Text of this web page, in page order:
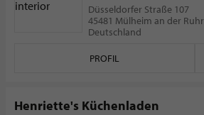
Düsseldorfer Straße 107
45481 Mülheim an der Ruhr
Deutschland
PROFIL
Henriette's Küchenladen